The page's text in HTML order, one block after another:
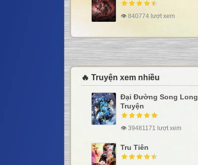
👁 840774 lượt xem
🔥 Truyện xem nhiều
Đại Đường Song Long
Truyện
👁 39481171 lượt xem
Tru Tiên